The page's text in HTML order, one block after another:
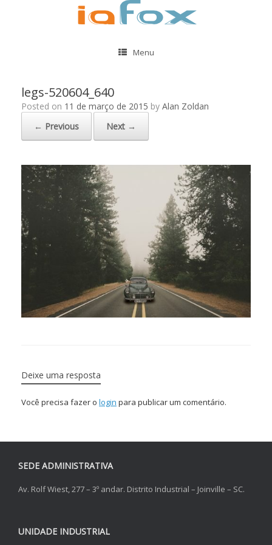
Menu
legs-520604_640
Posted on 11 de março de 2015 by Alan Zoldan
← Previous
Next →
Deixe uma resposta
Você precisa fazer o login para publicar um comentário.
SEDE ADMINISTRATIVA
Av. Rolf Wiest, 277 – 3º andar. Distrito Industrial – Joinville – SC.
UNIDADE INDUSTRIAL